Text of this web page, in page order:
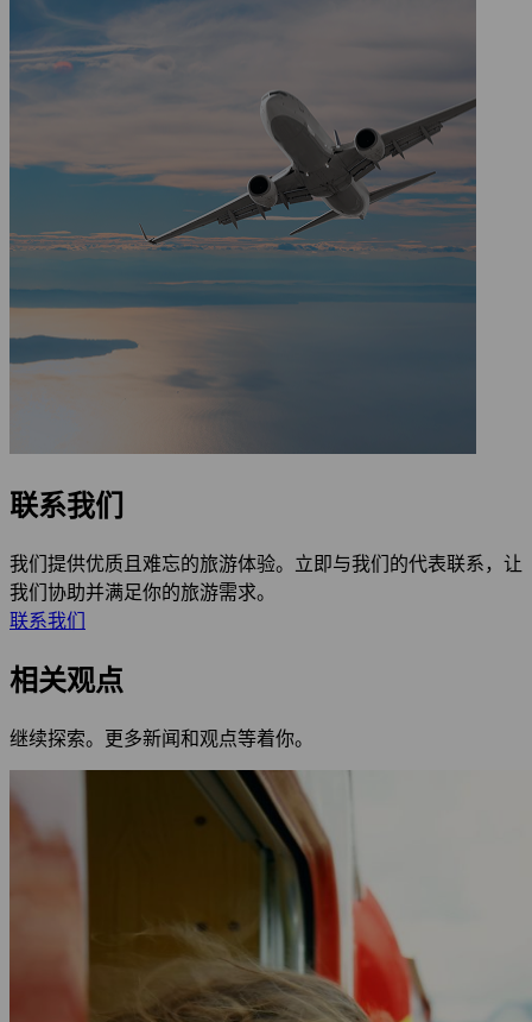
联系我们
我们提供优质且难忘的旅游体验。立即与我们的代表联系，让
我们协助并满足你的旅游需求。
联系我们
相关观点
继续探索。更多新闻和观点等着你。